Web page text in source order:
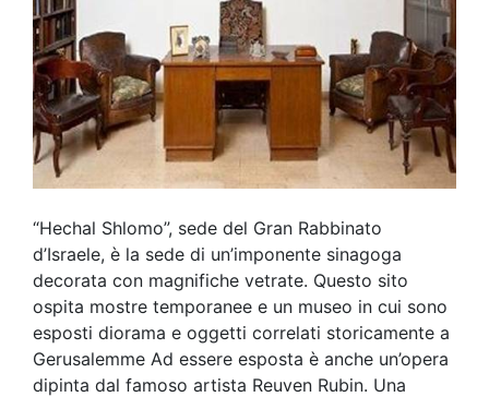
“Hechal Shlomo”, sede del Gran Rabbinato
d’Israele, è la sede di un’imponente sinagoga
decorata con magnifiche vetrate. Questo sito
ospita mostre temporanee e un museo in cui sono
esposti diorama e oggetti correlati storicamente a
Gerusalemme Ad essere esposta è anche un’opera
dipinta dal famoso artista Reuven Rubin. Una